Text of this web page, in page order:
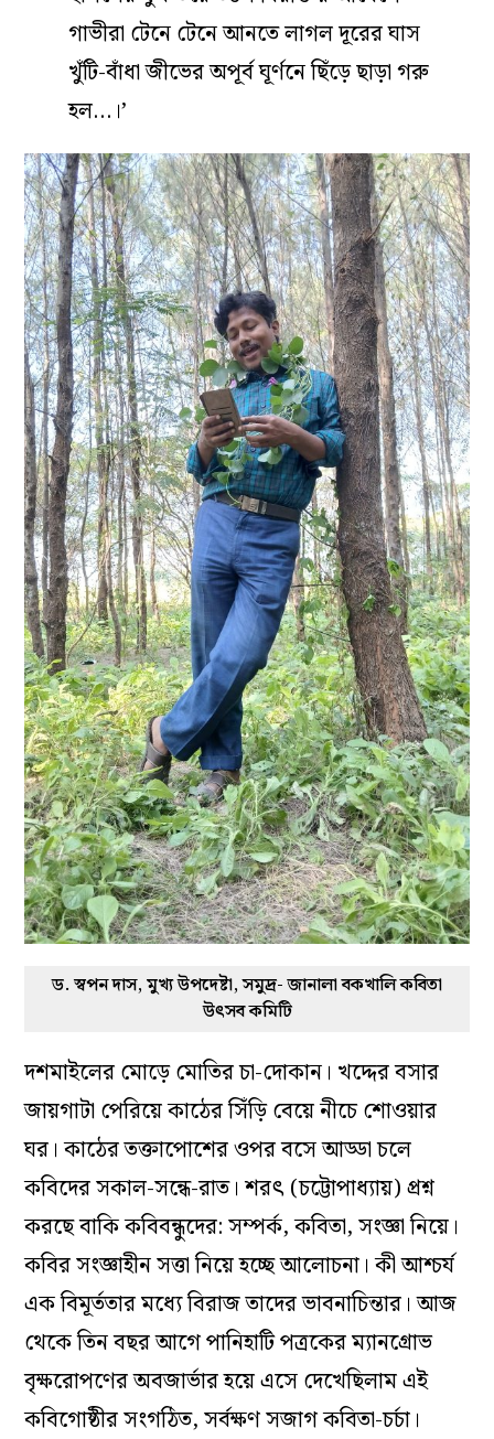
গাভীরা টেনে টেনে আনতে লাগল দূরের ঘাস
খুঁটি-বাঁধা জীভের অপূর্ব ঘূর্ণনে ছিঁড়ে ছাড়া গরু
হল…।’
ড. স্বপন দাস, মুখ্য উপদেষ্টা, সমুদ্র- জানালা বকখালি কবিতা
উৎসব কমিটি
দশমাইলের মোড়ে মোতির চা-দোকান। খদ্দের বসার
জায়গাটা পেরিয়ে কাঠের সিঁড়ি বেয়ে নীচে শোওয়ার
ঘর। কাঠের তক্তাপোশের ওপর বসে আড্ডা চলে
কবিদের সকাল-সন্ধে-রাত। শরৎ (চট্টোপাধ্যায়) প্রশ্ন
করছে বাকি কবিবন্ধুদের: সম্পর্ক, কবিতা, সংজ্ঞা নিয়ে।
কবির সংজ্ঞাহীন সত্তা নিয়ে হচ্ছে আলোচনা। কী আশ্চর্য
এক বিমূর্ততার মধ্যে বিরাজ তাদের ভাবনাচিন্তার। আজ
থেকে তিন বছর আগে পানিহাটি পত্রকের ম্যানগ্রোভ
বৃক্ষরোপণের অবজার্ভার হয়ে এসে দেখেছিলাম এই
কবিগোষ্ঠীর সংগঠিত, সর্বক্ষণ সজাগ কবিতা-চর্চা।